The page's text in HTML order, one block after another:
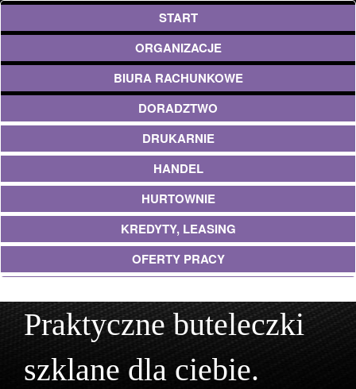
START
ORGANIZACJE
BIURA RACHUNKOWE
DORADZTWO
DRUKARNIE
HANDEL
HURTOWNIE
KREDYTY, LEASING
OFERTY PRACY
EKOLOGIA
ARCHITEKTURA
PROJEKTOWANIE
Praktyczne buteleczki
szklane dla ciebie.